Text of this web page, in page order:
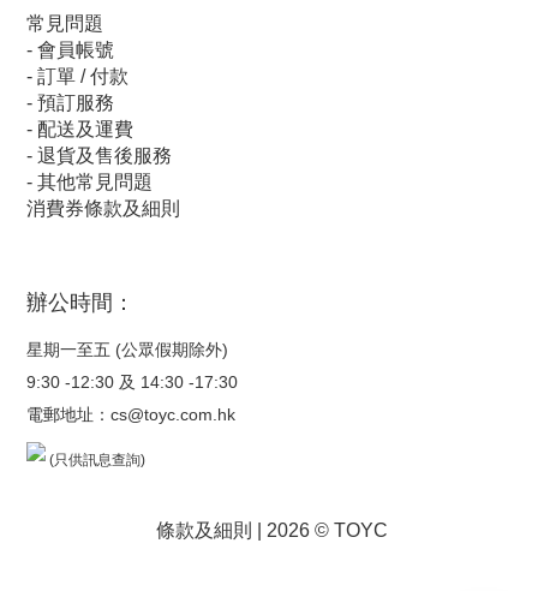
常見問題
- 會員帳號
- 訂單 / 付款
- 預訂服務
- 配送及運費
- 退貨及售後服務
- 其他常見問題
消費券條款及細則
辦公時間：
星期一至五 (公眾假期除外)
9:30 -12:30 及 14:30 -17:30
電郵地址： cs@toyc.com.hk
(只供訊息查詢)
條款及細則 | 2026 © TOYC